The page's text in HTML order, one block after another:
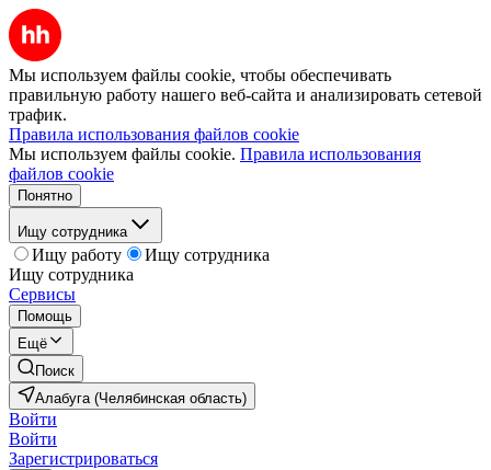
Мы используем файлы cookie, чтобы обеспечивать
правильную работу нашего веб-сайта и анализировать сетевой
трафик.
Правила использования файлов cookie
Мы используем файлы cookie. Правила использования
файлов cookie
Понятно
Ищу сотрудника
Ищу работу
Ищу сотрудника
Ищу сотрудника
Сервисы
Помощь
Ещё
Поиск
Алабуга (Челябинская область)
Войти
Войти
Зарегистрироваться